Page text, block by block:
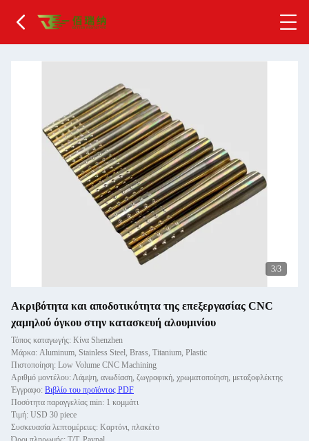
1/3
Ακριβότητα και αποδοτικότητα της επεξεργασίας CNC
χαμηλού όγκου στην κατασκευή αλουμινίου
Τόπος καταγωγής: Κίνα Shenzhen
Μάρκα: Aluminum, Stainless Steel, Brass, Titanium, Plastic
Πιστοποίηση: Low Volume CNC Machining
Αριθμό μοντέλου: Λάμψη, ανωδίαση, ζωγραφική, χρωματοποίηση, μεταξοφλέκτης
Έγγραφο: Βιβλίο του προϊόντος PDF
Ποσότητα παραγγελίας min: 1 κομμάτι
Τιμή: USD 30 piece
Συσκευασία λεπτομέρειες: Καρτόνι, πλακέτο